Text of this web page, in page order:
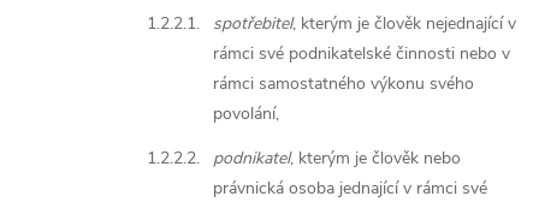
1.2.2.1.
spotřebitel, kterým je člověk nejednající v
rámci své podnikatelské činnosti nebo v
rámci samostatného výkonu svého
povolání,
1.2.2.2.
podnikatel, kterým je člověk nebo
právnická osoba jednající v rámci své